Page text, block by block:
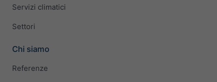
Servizi climatici
Settori
Chi siamo
Referenze